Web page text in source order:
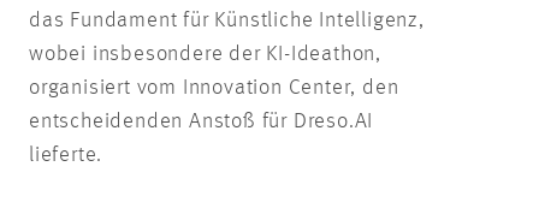
das Fundament für Künstliche Intelligenz,
wobei insbesondere der KI-Ideathon,
organisiert vom Innovation Center, den
entscheidenden Anstoß für Dreso.AI
lieferte.